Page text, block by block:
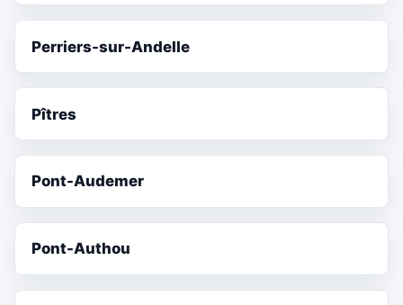
Perriers-sur-Andelle
Pîtres
Pont-Audemer
Pont-Authou